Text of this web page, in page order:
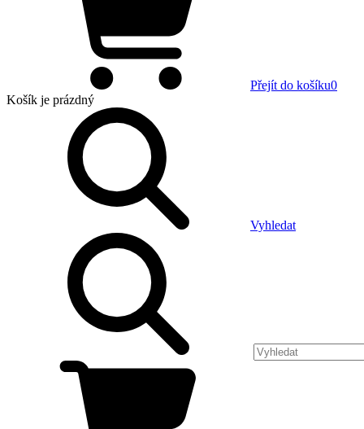
Přejít do košíku0
Košík je prázdný
Vyhledat